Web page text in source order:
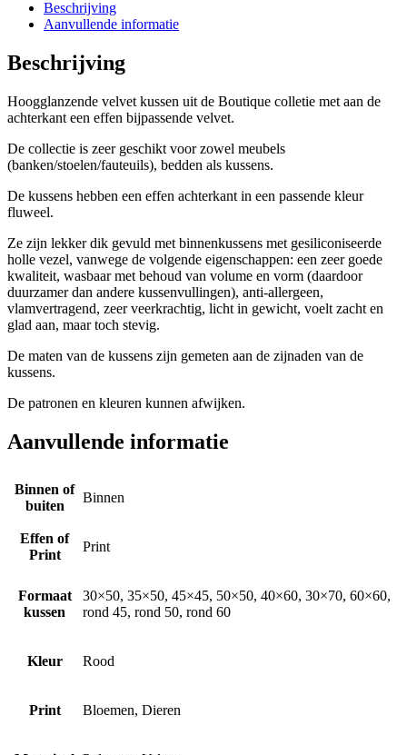
Beschrijving
Aanvullende informatie
Beschrijving
Hoogglanzende velvet kussen uit de Boutique colletie met aan de
achterkant een effen bijpassende velvet.
De collectie is zeer geschikt voor zowel meubels
(banken/stoelen/fauteuils), bedden als kussens.
De kussens hebben een effen achterkant in een passende kleur
fluweel.
Ze zijn lekker dik gevuld met binnenkussens met gesiliconiseerde
holle vezel, vanwege de volgende eigenschappen: een zeer goede
kwaliteit, wasbaar met behoud van volume en vorm (daardoor
duurzamer dan andere kussenvullingen), anti-allergeen,
vlamvertragend, zeer veerkrachtig, licht in gewicht, voelt zacht en
glad aan, maar toch stevig.
De maten van de kussens zijn gemeten aan de zijnaden van de
kussens.
De patronen en kleuren kunnen afwijken.
Aanvullende informatie
Binnen of
buiten
Binnen
Effen of
Print
Print
Formaat
kussen
30×50, 35×50, 45×45, 50×50, 40×60, 30×70, 60×60,
rond 45, rond 50, rond 60
Kleur Rood
Print Bloemen, Dieren